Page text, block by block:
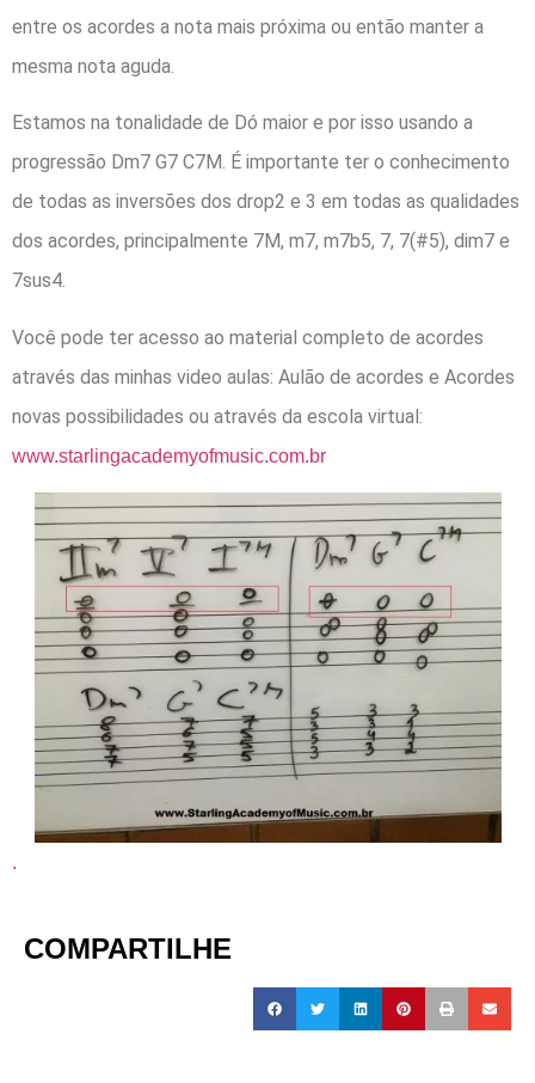
entre os acordes a nota mais próxima ou então manter a
mesma nota aguda.
Estamos na tonalidade de Dó maior e por isso usando a
progressão Dm7 G7 C7M. É importante ter o conhecimento
de todas as inversões dos drop2 e 3 em todas as qualidades
dos acordes, principalmente 7M, m7, m7b5, 7, 7(#5), dim7 e
7sus4.
Você pode ter acesso ao material completo de acordes
através das minhas video aulas: Aulão de acordes e Acordes
novas possibilidades ou através da escola virtual:
www.starlingacademyofmusic.com.br
.
COMPARTILHE